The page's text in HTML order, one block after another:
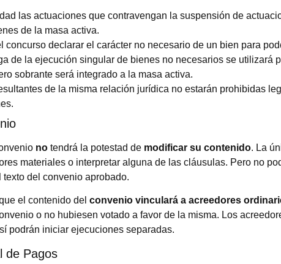
las actuaciones que contravengan la suspensión de
de la masa activa.
concurso declarar el carácter no necesario de un bien para
de la ejecución singular de bienes no necesarios se utilizará
sobrante será integrado a la masa activa.
de la misma relación jurídica no estarán prohibidas
no tendrá la potestad de modificar su contenido. La
materiales o interpretar alguna de las cláusulas. Pero no
del convenio aprobado.
el contenido del convenio vinculará a acreedores
o no hubiesen votado a favor de la misma. Los
podrán iniciar ejecuciones separadas.
de Pagos